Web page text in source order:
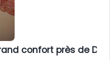
confort près de